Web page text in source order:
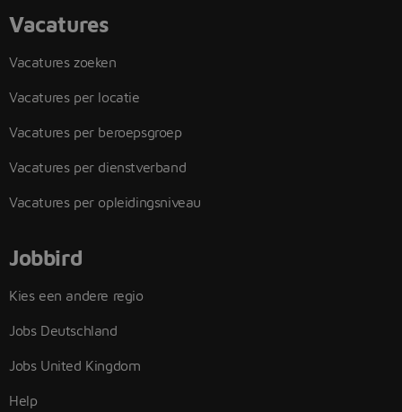
Vacatures
Vacatures zoeken
Vacatures per locatie
Vacatures per beroepsgroep
Vacatures per dienstverband
Vacatures per opleidingsniveau
Jobbird
Kies een andere regio
Jobs Deutschland
Jobs United Kingdom
Help